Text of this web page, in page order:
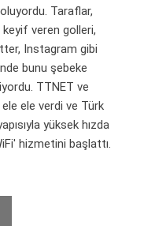
Taraflar,
keyif veren golleri,
Instagram gibi
bunu şebeke
TTNET ve
ele verdi ve Türk
yüksek hızda
hizmetini başlattı.